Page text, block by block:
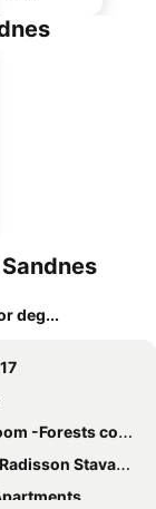
deg...
Forests cozy house
Stavanger